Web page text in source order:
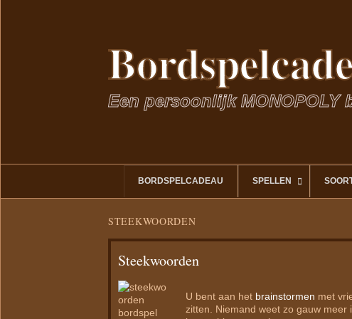
Een persoonlijk MONOPOLY
de
BORDSPELCADEAU SPELLEN
STEEKWOORDEN
Steekwoorden
U bent aan het brainstormen met
zitten. Niemand weet zo gauw